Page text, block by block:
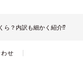
ら？内訳も細かく紹介⁉
せ